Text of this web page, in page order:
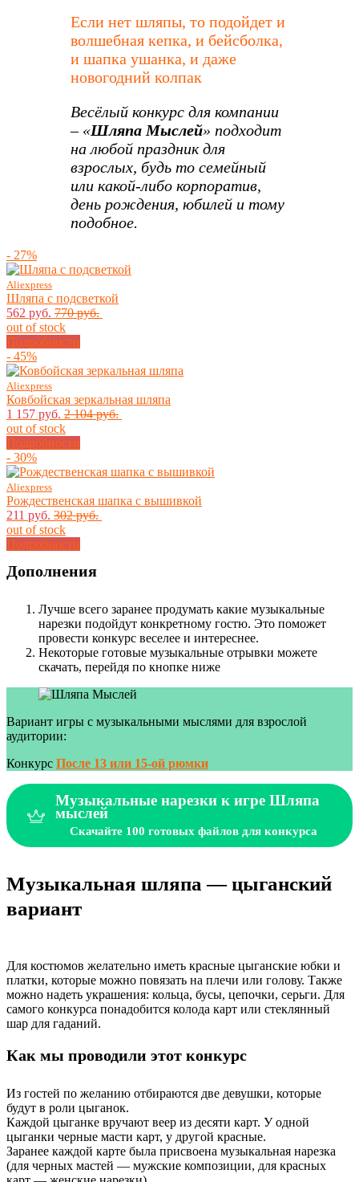
Если нет шляпы, то подойдет и
волшебная кепка, и бейсболка,
и шапка ушанка, и даже
новогодний колпак
Весёлый конкурс для компании
– «Шляпа Мыслей» подходит
на любой праздник для
взрослых, будь то семейный
или какой-либо корпоратив,
день рождения, юбилей и тому
подобное.
- 27%
Aliexpress
Шляпа с подсветкой
562 руб. 770 руб.
out of stock
Подробности
- 45%
Aliexpress
Ковбойская зеркальная шляпа
1 157 руб. 2 104 руб.
out of stock
Подробности
- 30%
Aliexpress
Рождественская шапка с вышивкой
211 руб. 302 руб.
out of stock
Подробности
Дополнения
Лучше всего заранее продумать какие музыкальные
нарезки подойдут конкретному гостю. Это поможет
провести конкурс веселее и интереснее.
Некоторые готовые музыкальные отрывки можете
скачать, перейдя по кнопке ниже
Вариант игры с музыкальными мыслями для взрослой
аудитории:
Конкурс После 13 или 15-ой рюмки
Музыкальные нарезки к игре Шляпа
мыслей
Скачайте 100 готовых файлов для конкурса
Музыкальная шляпа — цыганский
вариант
Для костюмов желательно иметь красные цыганские юбки и
платки, которые можно повязать на плечи или голову. Также
можно надеть украшения: кольца, бусы, цепочки, серьги. Для
самого конкурса понадобится колода карт или стеклянный
шар для гаданий.
Как мы проводили этот конкурс
Из гостей по желанию отбираются две девушки, которые
будут в роли цыганок.
Каждой цыганке вручают веер из десяти карт. У одной
цыганки черные масти карт, у другой красные.
Заранее каждой карте была присвоена музыкальная нарезка
(для черных мастей — мужские композиции, для красных